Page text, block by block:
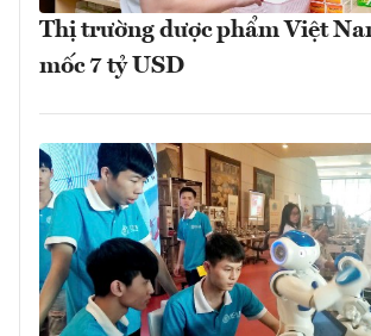
Thị trường dược phẩm Việt
mốc 7 tỷ USD